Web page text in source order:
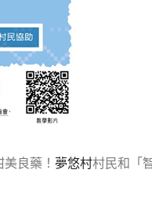
良藥！ 夢悠村村民和「